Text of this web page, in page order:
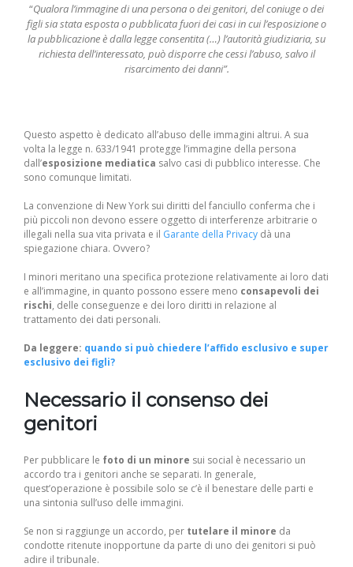
“Qualora l’immagine di una persona o dei genitori, del coniuge o dei
figli sia stata esposta o pubblicata fuori dei casi in cui l’esposizione o
la pubblicazione è dalla legge consentita (…) l’autorità giudiziaria, su
richiesta dell’interessato, può disporre che cessi l’abuso, salvo il
risarcimento dei danni”.
Questo aspetto è dedicato all’abuso delle immagini altrui. A sua
volta la legge n. 633/1941 protegge l’immagine della persona
dall’esposizione mediatica salvo casi di pubblico interesse. Che
sono comunque limitati.
La convenzione di New York sui diritti del fanciullo conferma che i
più piccoli non devono essere oggetto di interferenze arbitrarie o
illegali nella sua vita privata e il Garante della Privacy dà una
spiegazione chiara. Ovvero?
I minori meritano una specifica protezione relativamente ai loro dati
e all’immagine, in quanto possono essere meno consapevoli dei
rischi, delle conseguenze e dei loro diritti in relazione al
trattamento dei dati personali.
Da leggere: quando si può chiedere l’affido esclusivo e super
esclusivo dei figli?
Necessario il consenso dei
genitori
Per pubblicare le foto di un minore sui social è necessario un
accordo tra i genitori anche se separati. In generale,
quest’operazione è possibile solo se c’è il benestare delle parti e
una sintonia sull’uso delle immagini.
Se non si raggiunge un accordo, per tutelare il minore da
condotte ritenute inopportune da parte di uno dei genitori si può
adire il tribunale.